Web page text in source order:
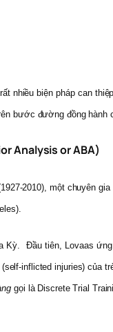
nhiều biện pháp can
bước đường đồng hành
Analysis or ABA)
2010), một chuyên
Đầu tiên, Lovaas
(self-inflicted injuries) của
gọi là Discrete Trial